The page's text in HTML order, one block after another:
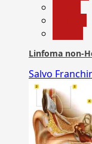
Linfoma non-
Salvo